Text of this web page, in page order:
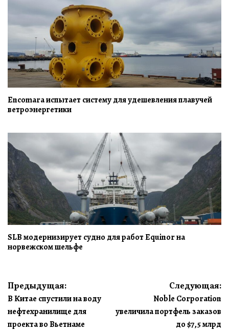
Encomara испытает систему для удешевления плавучей
ветроэнергетики
SLB модернизирует судно для работ Equinor на
норвежском шельфе
Навигация
по
записям
Предыдущая:
В Китае спустили на воду
нефтехранилище для
проекта во Вьетнаме
Следующая:
Noble Corporation
увеличила портфель заказов
до $7,5 млрд